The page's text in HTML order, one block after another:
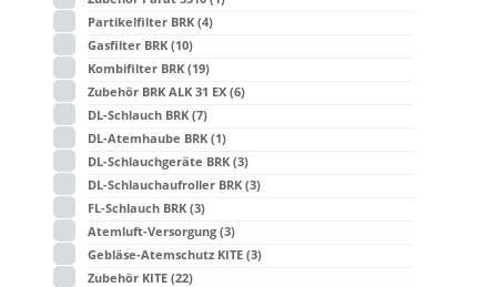
Partikelfilter BRK (4)
Gasfilter BRK (10)
Kombifilter BRK (19)
Zubehör BRK ALK 31 EX (6)
DL-Schlauch BRK (7)
DL-Atemhaube BRK (1)
DL-Schlauchgeräte BRK (3)
DL-Schlauchaufroller BRK (3)
FL-Schlauch BRK (3)
Atemluft-Versorgung (3)
Gebläse-Atemschutz KITE (3)
Zubehör KITE (22)